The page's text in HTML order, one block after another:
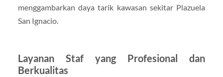
menggambarkan daya tarik kawasan sekitar Plazuela
San Ignacio.
Layanan Staf yang Profesional dan
Berkualitas